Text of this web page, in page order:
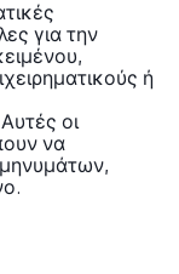
για την
ή
Αυτές οι
να